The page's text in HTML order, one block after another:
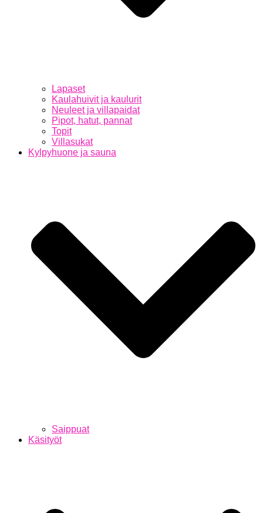
Lapaset
Kaulahuivit ja kaulurit
Neuleet ja villapaidat
Pipot, hatut, pannat
Topit
Villasukat
Kylpyhuone ja sauna
Saippuat
Käsityöt